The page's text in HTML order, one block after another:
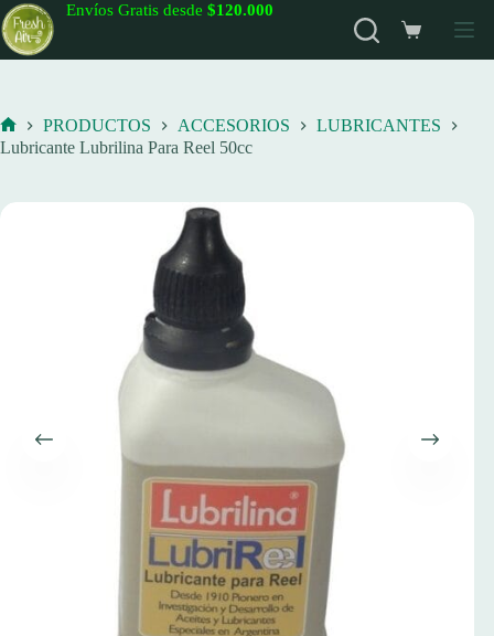
Saltar
al
contenido
Envíos Gratis desde $120.000
Carro
de
Inicio
PRODUCTOS ACCESORIOS
LUBRICANTES
Lubricante Lubrilina Para Reel 50cc